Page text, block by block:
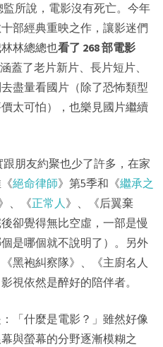
所說，電影沒有死亡。今年
部經典重映之作，讓影迷們
林總總也看了 268 部電影
涵蓋了老片新片、長片短片、
盡量看國片（除了恐怖類型
太可怕），也樂見國片繼續
朋友約聚也少了許多，在家
絕命律師》第5季和《繼承之
、《正常人》、《后翼棄
卻覺得無比空虛，一部是慢
是哪個就不說明了）。另外
黑袍糾察隊》、《主廚名人
視依然是醉好的陪伴者。
「什麼是電影？」雖然好像
與螢幕的分野逐漸模糊之